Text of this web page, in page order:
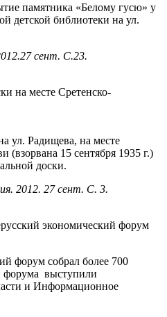
памятника «Белому гусю» у
детской библиотеки на ул.
сент. С.23.
на месте Сретенско-
ул. Радищева, на месте
(взорвана 15 сентября 1935 г.)
доски.
2012. 27 сент. С. 3.
экономический форум
форум собрал более 700
форума выступили
и Информационное